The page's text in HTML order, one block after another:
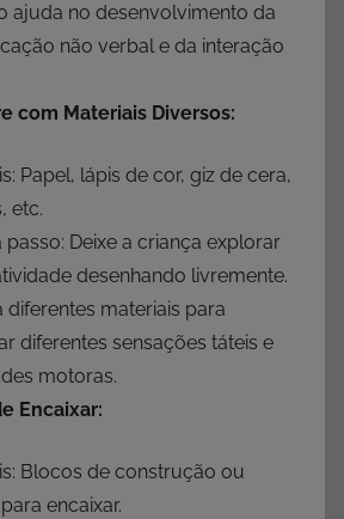
ajuda no desenvolvimento da
não verbal e da interação
com Materiais Diversos:
Papel, lápis de cor, giz de cera,
etc.
passo: Deixe a criança explorar
desenhando livremente.
diferentes materiais para
diferentes sensações táteis e
motoras.
Encaixar:
Blocos de construção ou
encaixar.